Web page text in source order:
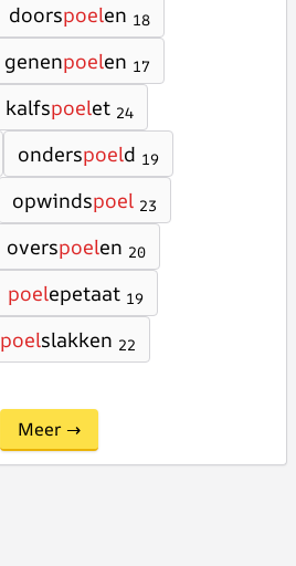
doorspoelen 18
genenpoelen 17
kalfspoelet 24
onderspoeld 19
opwindspoel 23
overspoelen 20
poelepetaat 19
poelslakken 22
Meer →